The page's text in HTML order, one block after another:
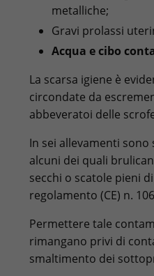
metalliche;
Gravi prolassi
Acqua e cibo
La scarsa igiene è
circondate da
abbeveratoi delle
In sei allevamenti
alcuni dei quali
secchi o scatole pieni
regolamento (CE) n.
Permettere tale
rimangano privi di
smaltimento dei